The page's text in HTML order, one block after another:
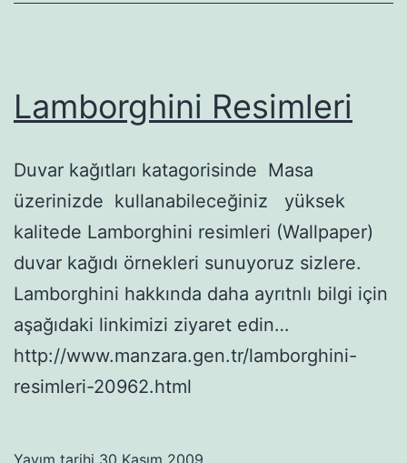
Lamborghini Resimleri
Duvar kağıtları katagorisinde Masa
üzerinizde kullanabileceğiniz yüksek
kalitede Lamborghini resimleri (Wallpaper)
duvar kağıdı örnekleri sunuyoruz sizlere.
Lamborghini hakkında daha ayrıtnlı bilgi için
aşağıdaki linkimizi ziyaret edin…
http://www.manzara.gen.tr/lamborghini-
resimleri-20962.html